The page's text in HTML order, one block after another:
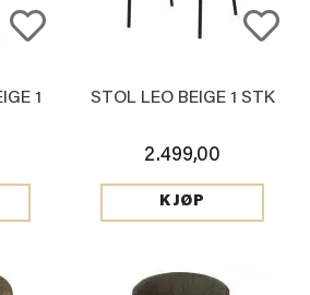
1
STOL LEO BEIGE 1 STK
2.499,00
KJØP